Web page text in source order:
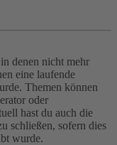
denen nicht mehr
eine laufende
Themen können
oder
hast du auch die
schließen, sofern dies
wurde.